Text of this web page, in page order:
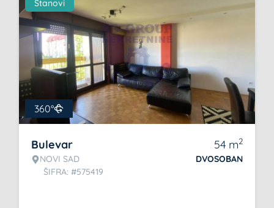
Stanovi
360°
Bulevar
NOVI SAD
ŠIFRA: #575419
54 m2
DVOSOBAN